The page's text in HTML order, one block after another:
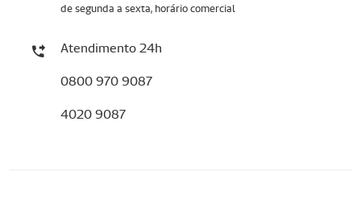
de segunda a sexta, horário comercial
Atendimento 24h
0800 970 9087
4020 9087